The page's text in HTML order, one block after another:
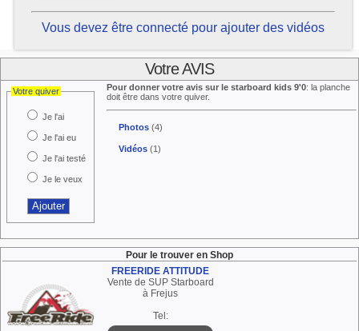
Vous devez être connecté pour ajouter des vidéos
Votre AVIS
Votre quiver
Je l'ai
Je l'ai eu
Je l'ai testé
Je le veux
Pour donner votre avis sur le starboard kids 9'0: la planche
doit être dans votre quiver.
Photos (4)
Vidéos (1)
Pour le trouver en Shop
FREERIDE ATTITUDE
Vente de SUP Starboard
à Frejus
Tel: